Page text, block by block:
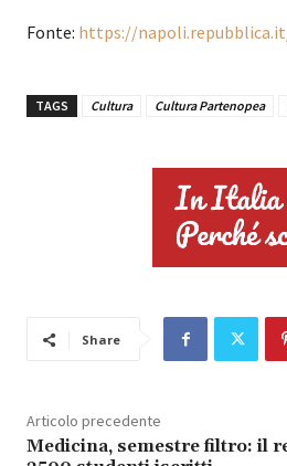
Fonte: https://
TAGS Cultura Cultura Partenopea
Share
Articolo precedente
Medicina, semestre filtro: il